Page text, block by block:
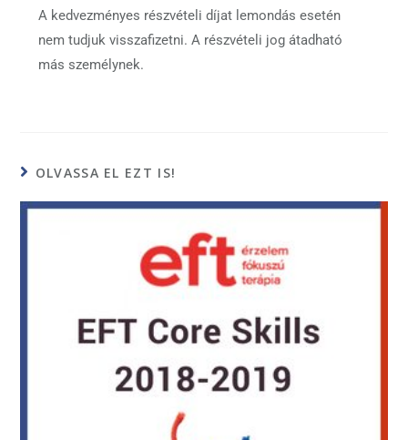
A kedvezményes részvételi díjat lemondás esetén
nem tudjuk visszafizetni. A részvételi jog átadható
más személynek.
OLVASSA EL EZT IS!